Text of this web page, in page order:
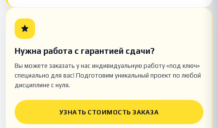
Нужна работа с гарантией сдачи?
Вы можете заказать у нас индивидуальную работу «под ключ»
специально для вас! Подготовим уникальный проект по любой
дисциплине с нуля.
УЗНАТЬ СТОИМОСТЬ ЗАКАЗА